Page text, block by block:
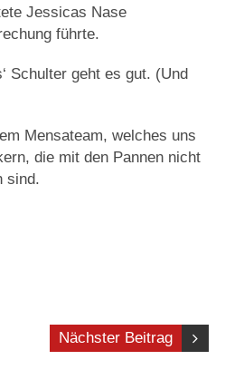
Jessicas Nase
führte.
Schulter geht es gut. (Und
Mensateam, welches uns
die mit den Pannen nicht
sind.
Nächster Beitrag